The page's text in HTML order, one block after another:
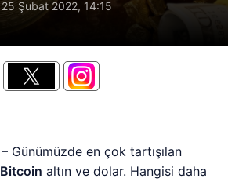
25 Şubat 2022, 14:15
– Günümüzde en çok tartışılan
Bitcoin altın ve dolar. Hangisi daha